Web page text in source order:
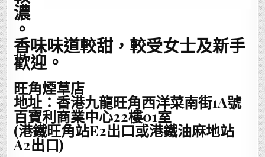
濃
。
香味味道較甜，較受女士及新手
歡迎。
旺角煙草店
地址：香港九龍旺角西洋菜南街1A號
百寶利商業中心22樓01室
(港鐵旺角站E2出口或港鐵油麻地站
A2出口)